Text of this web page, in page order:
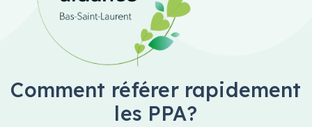
Comment référer rapidement
les PPA?